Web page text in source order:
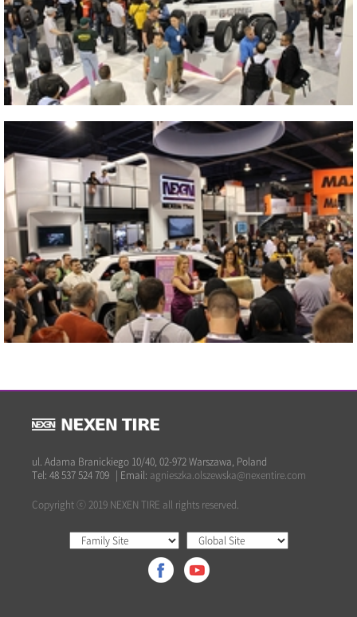
2013 SEMA SHOW
2013 SEMA SHOW
Blisko
2013 SEMA SHOW
Blisko
ul. Adama Branickiego 10/40, 02-972 Warszawa, Poland
Tel: 48 537 524 709 | Email: agnieszka.olszewska@nexentire.com
Copyright ⓒ 2019 NEXEN TIRE all rights reserved.